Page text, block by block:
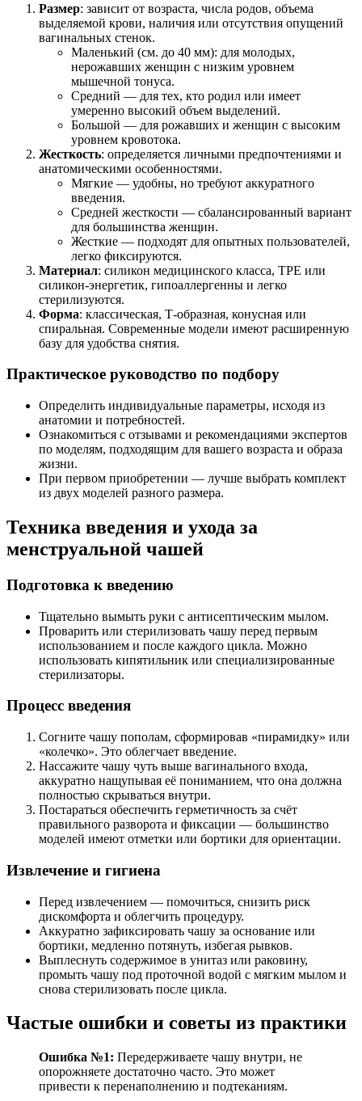
Размер: зависит от возраста, числа родов, объема
выделяемой крови, наличия или отсутствия опущений
вагинальных стенок.
Маленький (см. до 40 мм): для молодых,
нерожавших женщин с низким уровнем
мышечной тонуса.
Средний — для тех, кто родил или имеет
умеренно высокий объем выделений.
Большой — для рожавших и женщин с высоким
уровнем кровотока.
Жесткость: определяется личными предпочтениями и
анатомическими особенностями.
Мягкие — удобны, но требуют аккуратного
введения.
Средней жесткости — сбалансированный вариант
для большинства женщин.
Жесткие — подходят для опытных пользователей,
легко фиксируются.
Материал: силикон медицинского класса, TPE или
силикон-энергетик, гипоаллергенны и легко
стерилизуются.
Форма: классическая, Т-образная, конусная или
спиральная. Современные модели имеют расширенную
базу для удобства снятия.
Практическое руководство по подбору
Определить индивидуальные параметры, исходя из
анатомии и потребностей.
Ознакомиться с отзывами и рекомендациями экспертов
по моделям, подходящим для вашего возраста и образа
жизни.
При первом приобретении — лучше выбрать комплект
из двух моделей разного размера.
Техника введения и ухода за
менструальной чашей
Подготовка к введению
Тщательно вымыть руки с антисептическим мылом.
Проварить или стерилизовать чашу перед первым
использованием и после каждого цикла. Можно
использовать кипятильник или специализированные
стерилизаторы.
Процесс введения
Согните чашу пополам, сформировав «пирамидку» или
«колечко». Это облегчает введение.
Нассажите чашу чуть выше вагинального входа,
аккуратно нащупывая её пониманием, что она должна
полностью скрываться внутри.
Постараться обеспечить герметичность за счёт
правильного разворота и фиксации — большинство
моделей имеют отметки или бортики для ориентации.
Извлечение и гигиена
Перед извлечением — помочиться, снизить риск
дискомфорта и облегчить процедуру.
Аккуратно зафиксировать чашу за основание или
бортики, медленно потянуть, избегая рывков.
Выплеснуть содержимое в унитаз или раковину,
промыть чашу под проточной водой с мягким мылом и
снова стерилизовать после цикла.
Частые ошибки и советы из практики
Ошибка №1: Передерживаете чашу внутри, не
опорожняете достаточно часто. Это может
привести к перенаполнению и подтеканиям.